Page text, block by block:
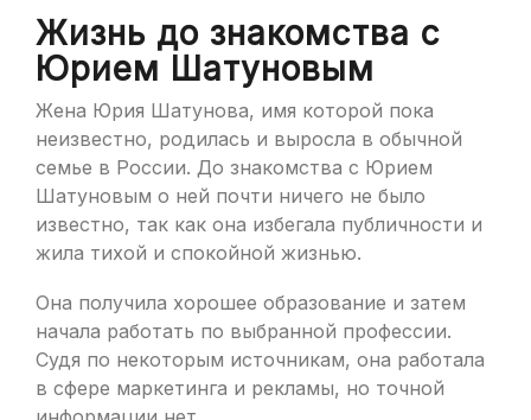
Жизнь до знакомства с
Юрием Шатуновым
Жена Юрия Шатунова, имя которой пока
неизвестно, родилась и выросла в обычной
семье в России. До знакомства с Юрием
Шатуновым о ней почти ничего не было
известно, так как она избегала публичности и
жила тихой и спокойной жизнью.
Она получила хорошее образование и затем
начала работать по выбранной профессии.
Судя по некоторым источникам, она работала
в сфере маркетинга и рекламы, но точной